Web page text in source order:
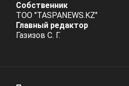
Собственник
ТОО "TASPANEWS.KZ"
Главный редактор
Газизов С. Г.